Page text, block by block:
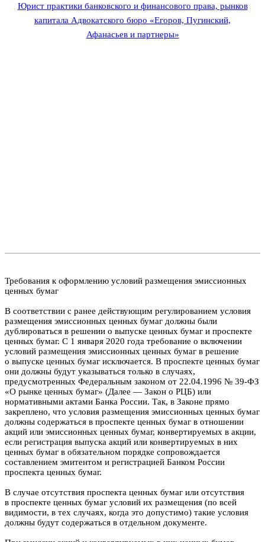
Юрист практики банковского и финансового права, рынков
капитала Адвокатского бюро «Егоров, Пугинский,
Афанасьев и партнеры»
Требования к оформлению условий размещения эмиссионных
ценных бумаг
В соответствии с ранее действующим регулированием условия
размещения эмиссионных ценных бумаг должны были
дублироваться в решении о выпуске ценных бумаг и проспекте
ценных бумаг. С 1 января 2020 года требование о включении
условий размещения эмиссионных ценных бумаг в решение
о выпуске ценных бумаг исключается. В проспекте ценных бумаг
они должны будут указываться только в случаях,
предусмотренных Федеральным законом от 22.04.1996 № 39-ФЗ
«О рынке ценных бумаг» (Далее — Закон о РЦБ) или
нормативными актами Банка России. Так, в Законе прямо
закреплено, что условия размещения эмиссионных ценных бумаг
должны содержаться в проспекте ценных бумаг в отношении
акций или эмиссионных ценных бумаг, конвертируемых в акции,
если регистрация выпуска акций или конвертируемых в них
ценных бумаг в обязательном порядке сопровождается
составлением эмитентом и регистрацией Банком России
проспекта ценных бумаг.
В случае отсутствия проспекта ценных бумаг или отсутствия
в проспекте ценных бумаг условий их размещения (по всей
видимости, в тех случаях, когда это допустимо) такие условия
должны будут содержаться в отдельном документе.